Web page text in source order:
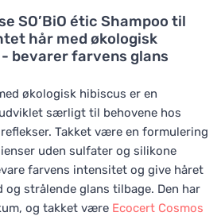
SO’BiO étic Shampoo til
hår med økologisk
bevarer farvens glans
økologisk hibiscus er en
særligt til behovene hos
Takket være en formulering
uden sulfater og silikone
farvens intensitet og give håret
strålende glans tilbage. Den har
og takket være Ecocert Cosmos